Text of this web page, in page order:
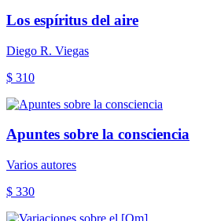
Los espíritus del aire
Diego R. Viegas
$ 310
Apuntes sobre la consciencia
Varios autores
$ 330